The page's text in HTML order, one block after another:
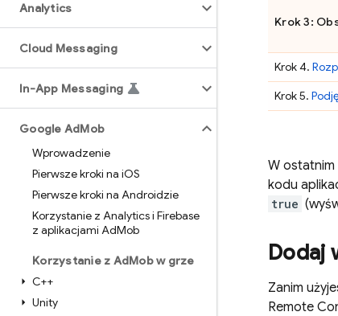
Analytics
Cloud Messaging
In-App Messaging
Google AdMob
Wprowadzenie
Pierwsze kroki na iOS
Pierwsze kroki na Androidzie
Korzystanie z Analytics i Firebase
z aplikacjami AdMob
Korzystanie z AdMob w grze
C++
Unity
Krok 3:
Krok 4.
Krok 5.
W
kodu
true
Dodaj
Zanim
Remote